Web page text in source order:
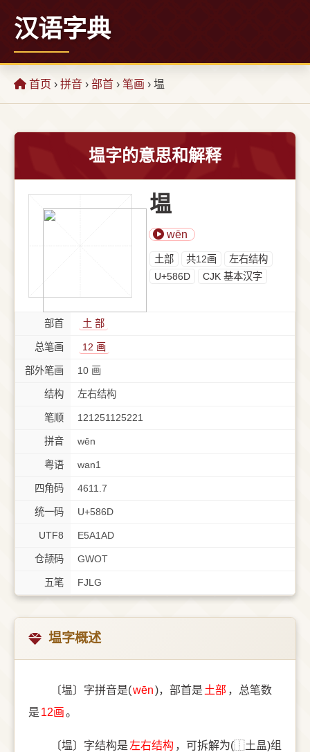
汉语字典
首页 › 拼音 › 部首 › 笔画 › 塭
塭字的意思和解释
塭
wēn
⼟部 共12画
左右结构
U+586D
CJK 基本汉字
部首 ⼟ 部
总笔画 12 画
部外笔画 10 画
结构 左右结构
笔顺 121251125221
拼音 wēn
粤语 wan1
四角码 4611.7
统一码 U+586D
UTF8 E5A1AD
仓颉码 GWOT
五笔 FJLG
塭字概述
〔塭〕字拼音是(wēn)，部首是 ⼟部 ，总笔数
是 12画。
〔塭〕字结构是 左右结构 ，可拆解为(⿰土昷)组